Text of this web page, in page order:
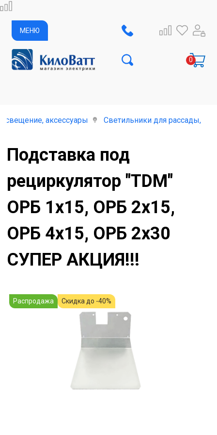
МЕНЮ
аксессуары Светильники для рассады,
Подставка под
рециркулятор "TDM"
ОРБ 1х15, ОРБ 2х15,
ОРБ 4х15, ОРБ 2х30
СУПЕР АКЦИЯ!!!
Распродажа Скидка до -40%